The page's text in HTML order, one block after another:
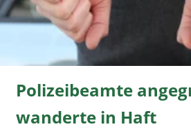
Polizeibeamte
wanderte in Haft